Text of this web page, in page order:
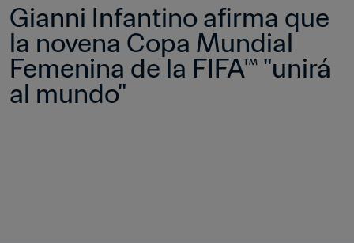
Gianni Infantino afirma que
la novena Copa Mundial
Femenina de la FIFA™ "unirá
al mundo"